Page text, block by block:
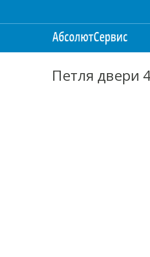
Петля двери